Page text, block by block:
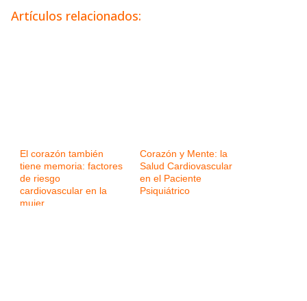
Artículos relacionados:
El corazón también
tiene memoria: factores
de riesgo
cardiovascular en la
mujer
Corazón y Mente: la
Salud Cardiovascular
en el Paciente
Psiquiátrico